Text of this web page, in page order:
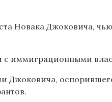
Новака Джоковича,
с иммиграционными